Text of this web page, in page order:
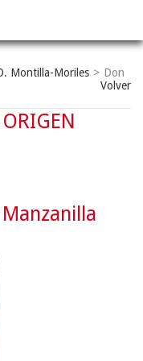
Montilla-Moriles > Don
Volver